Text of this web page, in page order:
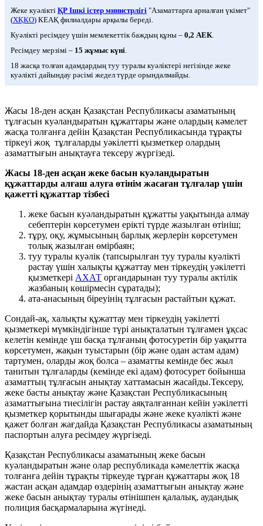
Жеке куәлікті ҚР Ішкі істер министрлігі "Азаматтарға арналған үкімет"
(ХҚКО) КЕАҚ филиалдары арқылы береді.
Куәлікті ресімдеу үшін мемлекеттік баждың құны – 0,2 АЕК
Ресімдеу мерзімі – 15 жұмыс күні
18 жасқа толған адамдардың туу туралы куәліктері негізінде жеке
куәлікті дайындау рәсімі жедел түрде орындалмайды.
Жасы 18-ден асқан Қазақстан Республикасы азаматының
тұлғасын куәландыратын құжаттары және олардың кәмелет
жасқа толғанға дейін Қазақстан Республикасында тұрақты
тіркеуі жоқ тұлғаларды уәкілетті қызметкер олардың
азаматтығын анықтауға тексеру жүргізеді.
Жасы 18-ден асқан жеке басын куәландыратын
құжаттарды алғаш алуға өтінім жасаған тұлғалар үшін
қажетті құжаттар тізбесі
жеке басын куәландыратын құжатты уақытында алмау
себептерін көрсетумен ерікті түрде жазылған өтініш;
тұру, оқу, жұмысының барлық жерлерін көрсетумен
толық жазылған өмірбаян;
туу туралы куәлік (тапсырылған туу туралы куәлікті
растау үшін халықты құжаттау мен тіркеудің уәкілетті
қызметкері АХАТ органдарынан туу туралы актілік
жазбаның көшірмесін сұратады);
ата-анасының біреуінің тұлғасын растайтын құжат.
Сондай-ақ, халықты құжаттау мен тіркеудің уәкілетті
қызметкері мүмкіндігінше түрі анықталатын тұлғамен ұқсас
келетін кемінде үш басқа тұлғаның фотосуретін бір уақытта
көрсетумен, жақын туыстарын (бір және одан астам адам)
тартумен, оларды жоқ болса – азаматты кемінде бес жыл
танитын тұлғаларды (кемінде екі адам) фотосурет бойынша
азаматтың тұлғасын анықтау хаттамасын жасайды.Тексеру,
жеке басты анықтау және Қазақстан Республикасының
азаматтығына тиесілігін растау аяқталғаннан кейін уәкілетті
қызметкер қорытынды шығарады және жеке куәлікті және
қажет болған жағдайда Қазақстан Республикасы азаматының
паспортын алуға ресімдеу жүргізеді.
Қазақстан Республикасы азаматының жеке басын
куәландыратын және олар республикада кәмелеттік жасқа
толғанға дейін тұрақты тіркеуде тұрған құжаттары жоқ 18
жастан асқан адамдар өздерінің азаматтығын анықтау және
жеке басын анықтау туралы өтінішпен қалалық, аудандық
полиция басқармаларына жүгінеді.